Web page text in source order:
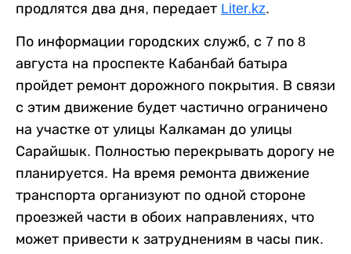
продлятся два дня, передает Liter.kz.
По информации городских служб, с 7 по 8
августа на проспекте Кабанбай батыра
пройдет ремонт дорожного покрытия. В связи
с этим движение будет частично ограничено
на участке от улицы Калкаман до улицы
Сарайшык. Полностью перекрывать дорогу не
планируется. На время ремонта движение
транспорта организуют по одной стороне
проезжей части в обоих направлениях, что
может привести к затруднениям в часы пик.